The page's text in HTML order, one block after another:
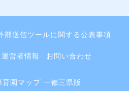
部送信ツールに関する公表事項
運営者情報 お問い合わせ
園マップ 一都三県版